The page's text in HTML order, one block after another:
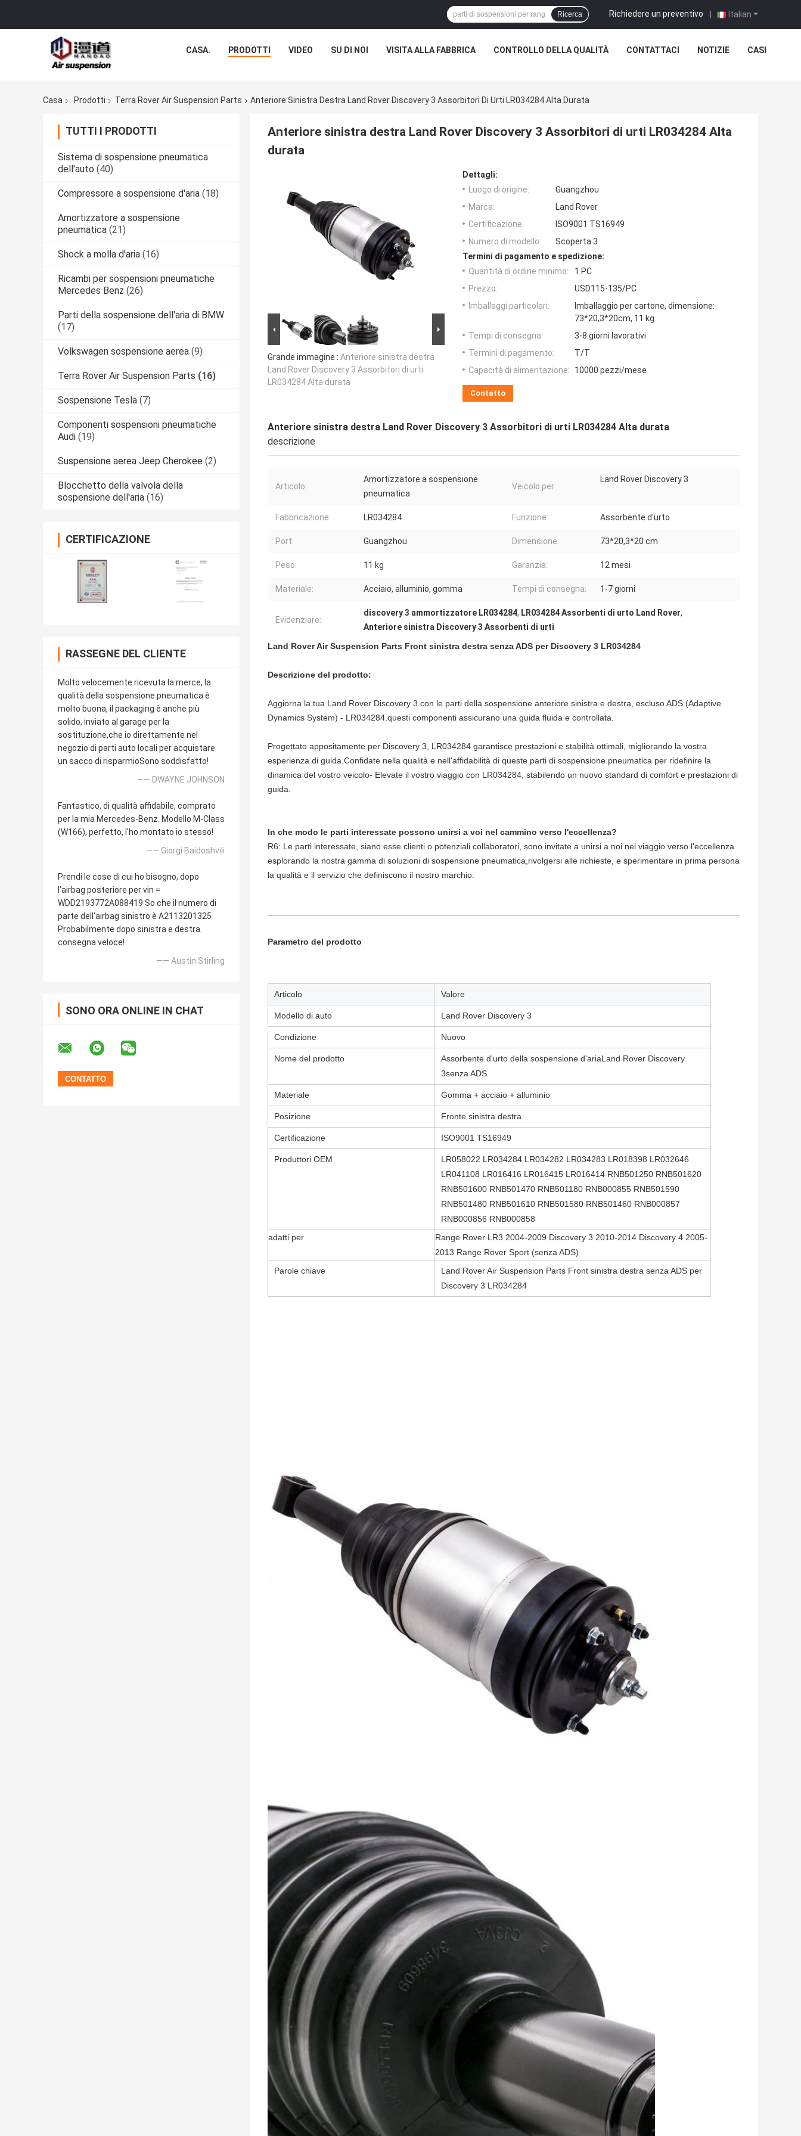
Italian
Richiedere un preventivo |
Ricerca
CASA. PRODOTTI VIDEO SU DI NOI VISITA ALLA FABBRICA CONTROLLO DELLA QUALITÀ CONTATTACI NOTIZIE CASI
Casa Prodotti Terra Rover Air Suspension Parts Anteriore Sinistra Destra Land Rover Discovery 3 Assorbitori Di Urti LR034284 Alta Durata
TUTTI I PRODOTTI
Sistema di sospensione pneumatica
dell'auto (40)
Compressore a sospensione d'aria (18)
Amortizzatore a sospensione
pneumatica (21)
Shock a molla d'aria (16)
Ricambi per sospensioni pneumatiche
Mercedes Benz (26)
Parti della sospensione dell'aria di BMW
(17)
Volkswagen sospensione aerea (9)
Terra Rover Air Suspension Parts (16)
Sospensione Tesla (7)
Componenti sospensioni pneumatiche
Audi (19)
Suspensione aerea Jeep Cherokee (2)
Blocchetto della valvola della
sospensione dell'aria (16)
CERTIFICAZIONE
RASSEGNE DEL CLIENTE
Molto velocemente ricevuta la merce, la
qualità della sospensione pneumatica è
molto buona, il packaging è anche più
solido, inviato al garage per la
sostituzione,che io direttamente nel
negozio di parti auto locali per acquistare
un sacco di risparmioSono soddisfatto!
—— DWAYNE JOHNSON
Fantastico, di qualità affidabile, comprato
per la mia Mercedes-Benz. Modello M-Class
(W166), perfetto, l'ho montato io stesso!
—— Giorgi Baidoshvili
Prendi le cose di cui ho bisogno, dopo
l'airbag posteriore per vin =
WDD2193772A088419 So che il numero di
parte dell'airbag sinistro è A2113201325
Probabilmente dopo sinistra e destra.
consegna veloce!
—— Austin Stirling
SONO ORA ONLINE IN CHAT
Anteriore sinistra destra Land Rover Discovery 3 Assorbitori di urti LR034284 Alta
durata
Grande immagine : Anteriore sinistra destra
Land Rover Discovery 3 Assorbitori di urti
LR034284 Alta durata
Dettagli:
Luogo di origine:
Guangzhou
Marca:
Land Rover
Certificazione:
ISO9001 TS16949
Numero di modello:
Scoperta 3
Termini di pagamento e spedizione:
Quantità di ordine minimo:
1 PC
Prezzo:
USD115-135/PC
Imballaggi particolari:
Imballaggio per cartone, dimensione:
73*20,3*20cm, 11 kg
Tempi di consegna:
3-8 giorni lavorativi
Termini di pagamento:
T/T
Capacità di alimentazione:
10000 pezzi/mese
Contatto
Anteriore sinistra destra Land Rover Discovery 3 Assorbitori di urti LR034284 Alta durata
descrizione
Articolo:
Amortizzatore a sospensione
pneumatica
Veicolo per:
Land Rover Discovery 3
Fabbricazione: LR034284 Funzione: Assorbente d'urto
Port: Guangzhou Dimensione: 73*20,3*20 cm
Peso: 11 kg Garanzia: 12 mesi
Materiale: Acciaio, alluminio, gomma Tempi di consegna: 1-7 giorni
Evidenziare:
discovery 3 ammortizzatore LR034284, LR034284 Assorbenti di urto Land Rover,
Anteriore sinistra Discovery 3 Assorbenti di urti
Land Rover Air Suspension Parts Front sinistra destra senza ADS per Discovery 3 LR034284
Descrizione del prodotto:
Aggiorna la tua Land Rover Discovery 3 con le parti della sospensione anteriore sinistra e destra, escluso ADS (Adaptive
Dynamics System) - LR034284.questi componenti assicurano una guida fluida e controllata.
Progettato appositamente per Discovery 3, LR034284 garantisce prestazioni e stabilità ottimali, migliorando la vostra
esperienza di guida.Confidate nella qualità e nell'affidabilità di queste parti di sospensione pneumatica per ridefinire la
dinamica del vostro veicolo- Elevate il vostro viaggio con LR034284, stabilendo un nuovo standard di comfort e prestazioni di
guida.
In che modo le parti interessate possono unirsi a voi nel cammino verso l'eccellenza?
R6: Le parti interessate, siano esse clienti o potenziali collaboratori, sono invitate a unirsi a noi nel viaggio verso l'eccellenza
esplorando la nostra gamma di soluzioni di sospensione pneumatica,rivolgersi alle richieste, e sperimentare in prima persona
la qualità e il servizio che definiscono il nostro marchio.
Parametro del prodotto
Articolo Valore
Modello di auto Land Rover Discovery 3
Condizione Nuovo
Nome del prodotto Assorbente d'urto della sospensione d'ariaLand Rover Discovery
3senza ADS
Materiale Gomma + acciaio + alluminio
Posizione Fronte sinistra destra
Certificazione ISO9001 TS16949
Produttori OEM
LR058022 LR034284 LR034282 LR034283 LR018398 LR032646
LR041108 LR016416 LR016415 LR016414 RNB501250 RNB501620
RNB501600 RNB501470 RNB501180 RNB000855 RNB501590
RNB501480 RNB501610 RNB501580 RNB501460 RNB000857
RNB000856 RNB000858
adatti per
Range Rover LR3 2004-2009 Discovery 3 2010-2014 Discovery 4 2005-
2013 Range Rover Sport (senza ADS)
Parole chiave
Land Rover Air Suspension Parts Front sinistra destra senza ADS per
Discovery 3 LR034284